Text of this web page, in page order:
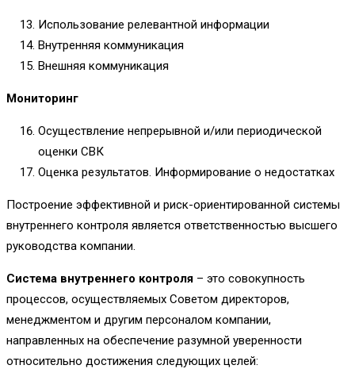
Использование релевантной информации
Внутренняя коммуникация
Внешняя коммуникация
Мониторинг
Осуществление непрерывной и/или периодической
оценки СВК
Оценка результатов. Информирование о недостатках
Построение эффективной и риск-ориентированной системы
внутреннего контроля является ответственностью высшего
руководства компании.
Система внутреннего контроля – это совокупность
процессов, осуществляемых Советом директоров,
менеджментом и другим персоналом компании,
направленных на обеспечение разумной уверенности
относительно достижения следующих целей: